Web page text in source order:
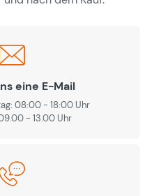
eine E-Mail
08:00 - 18:00 Uhr
- 13.00 Uhr